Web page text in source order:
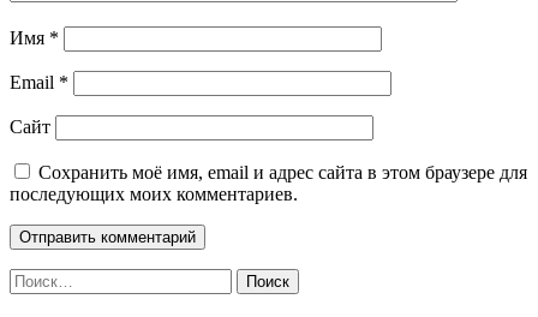
Имя *
Email *
Сайт
Сохранить моё имя, email и адрес сайта в этом браузере для
последующих моих комментариев.
Найти: